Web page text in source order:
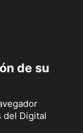
de su
del Digital